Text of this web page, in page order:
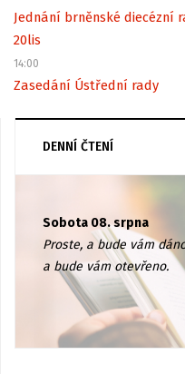
Jednání brněnské diecézní
20lis
14:00
Zasedání Ústřední rady
DENNÍ ČTENÍ
Sobota 08. srpna
Proste, a bude vám
a bude vám otevřeno.